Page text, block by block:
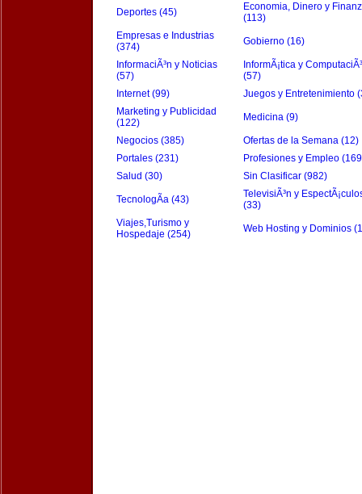
Deportes (45)
Economia, Dinero y
(113)
Empresas e Industrias
(374)
Gobierno (16)
InformaciÃ³n y Noticias
(57)
InformÃ¡tica y
(57)
Internet (99)
Juegos y Entretenimiento
Marketing y Publicidad
(122)
Medicina (9)
Negocios (385)
Ofertas de la Semana (12)
Portales (231)
Profesiones y Empleo
Salud (30)
Sin Clasificar (982)
TecnologÃ­a (43)
TelevisiÃ³n y
(33)
Viajes,Turismo y
Hospedaje (254)
Web Hosting y Dominios